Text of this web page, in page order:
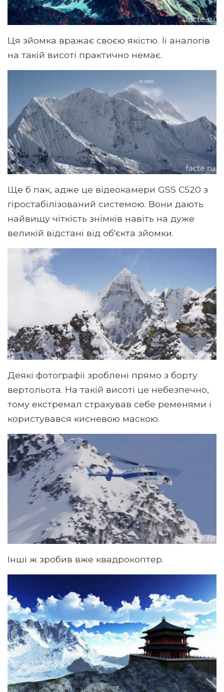
Ця зйомка вражає своєю якістю. Її аналогів
на такій висоті практично немає.
Ще б пак, адже це відеокамери GSS C520 з
гіростабілізований системою. Вони дають
найвищу чіткість знімків навіть на дуже
великій відстані від об'єкта зйомки.
Деякі фотографії зроблені прямо з борту
вертольота. На такій висоті це небезпечно,
тому екстремал страхував себе ременями і
користувався кисневою маскою.
Інші ж зробив вже квадрокоптер.